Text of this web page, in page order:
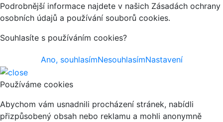
Podrobnější informace najdete v našich Zásadách ochrany
osobních údajů a používání souborů cookies.
Souhlasíte s používáním cookies?
Ano, souhlasímNesouhlasímNastavení
Používáme cookies
Abychom vám usnadnili procházení stránek, nabídli
přizpůsobený obsah nebo reklamu a mohli anonymně